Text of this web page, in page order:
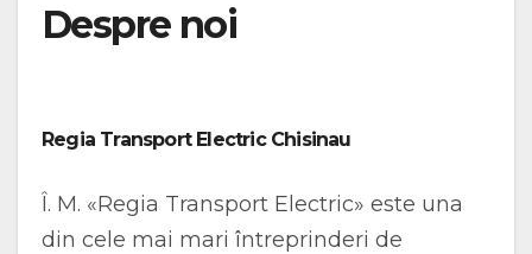
Despre noi
Regia Transport Electric Chisinau
Î. M. «Regia Transport Electric» este una
din cele mai mari întreprinderi de